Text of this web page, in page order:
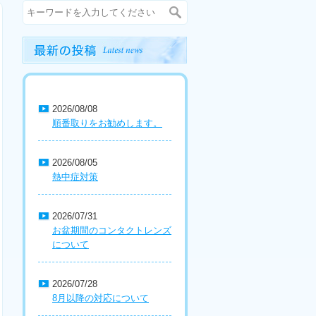
2026/08/08
順番取りをお勧めします。
2026/08/05
熱中症対策
2026/07/31
お盆期間のコンタクトレンズ
について
2026/07/28
8月以降の対応について